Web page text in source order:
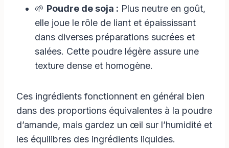
🌱 Poudre de soja : Plus neutre en goût,
elle joue le rôle de liant et épaississant
dans diverses préparations sucrées et
salées. Cette poudre légère assure une
texture dense et homogène.
Ces ingrédients fonctionnent en général bien
dans des proportions équivalentes à la poudre
d’amande, mais gardez un œil sur l’humidité et
les équilibres des ingrédients liquides.